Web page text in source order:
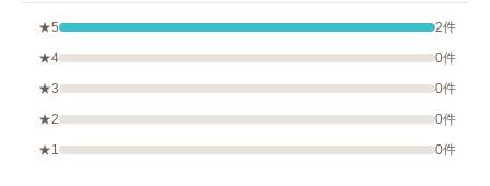
★5
2件
★4
0件
★3
0件
★2
0件
★1
0件